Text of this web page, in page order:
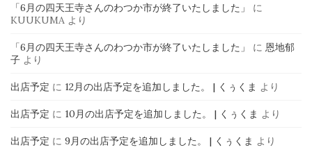
「6月の四天王寺さんのわつか市が終了いたしました」
に
KUUKUMA より
「6月の四天王寺さんのわつか市が終了いたしました」 に 恩地郁
子 より
出店予定 に 12月の出店予定を追加しました。 | くぅくま より
出店予定 に 10月の出店予定を追加しました。 | くぅくま より
出店予定 に 9月の出店予定を追加しました。 | くぅくま より